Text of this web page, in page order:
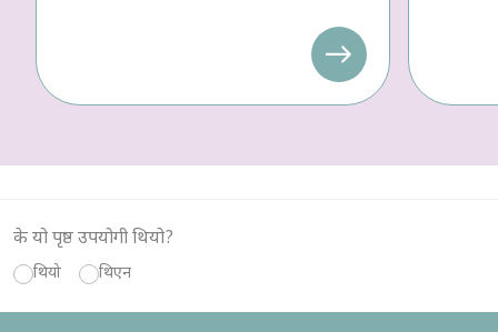
के यो पृष्ठ उपयोगी थियो?
थियो थिएन